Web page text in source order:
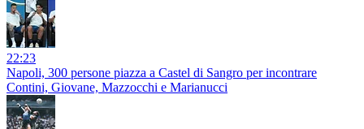
22:23
Napoli, 300 persone piazza a Castel di Sangro per incontrare
Contini, Giovane, Mazzocchi e Marianucci